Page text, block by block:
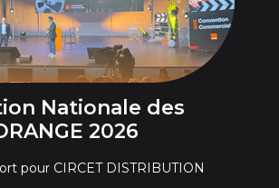
Nationale des
2026
pour CIRCET DISTRIBUTION